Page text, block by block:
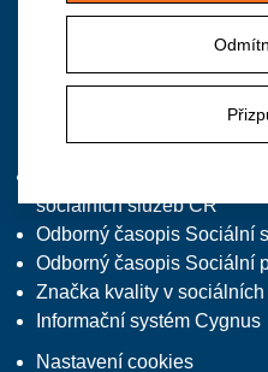
E:
sociálních služeb ČR
Odborný časopis Sociální
Odborný časopis Sociální
Značka kvality v
Informační systém Cygnus
Nastavení cookies